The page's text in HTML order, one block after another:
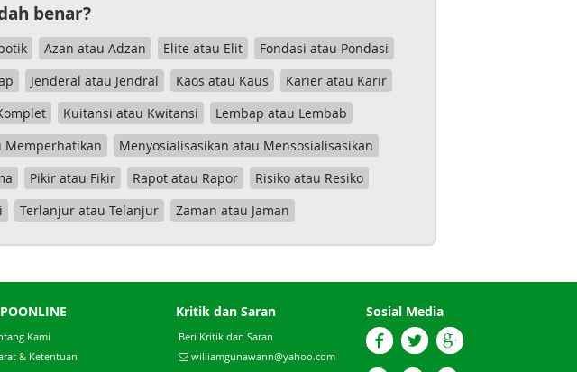
benar?
Azan atau Adzan Elite atau Elit
Fondasi atau Pondasi
Jenderal atau Jendral Kaos atau Kaus
Karier atau Karir
Kuitansi atau Kwitansi
Lembap atau Lembab
Memperhatikan
Menyosialisasikan atau Mensosialisasikan
Pikir atau Fikir Rapot atau Rapor
Risiko atau Resiko
Terlanjur atau Telanjur Zaman atau Jaman
Kami
& Ketentuan
Kritik dan Saran
Beri Kritik dan Saran
williamgunawann@yahoo.com
Sosial Media